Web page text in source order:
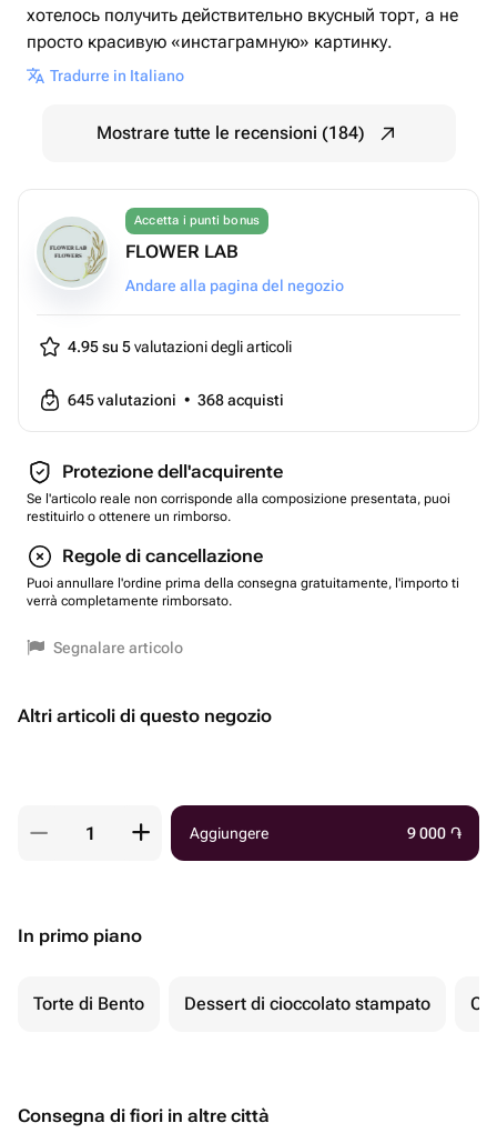
хотелось получить действительно вкусный торт, а не
просто красивую «инстаграмную» картинку.
Tradurre in Italiano
Mostrare tutte le recensioni (184)
Accetta i punti bonus
FLOWER LAB
Andare alla pagina del negozio
4.95 su 5valutazioni degli articoli
645valutazioni • 368acquisti
Protezione dell'acquirente
Se l'articolo reale non corrisponde alla composizione presentata, puoi
restituirlo o ottenere un rimborso.
Regole di cancellazione
Puoi annullare l'ordine prima della consegna gratuitamente, l'importo ti
verrà completamente rimborsato.
Segnalare articolo
Altri articoli di questo negozio
Aggiungere 9 000 ֏
In primo piano
Torte di Bento Dessert di cioccolato stampato
Consegna di fiori in altre città